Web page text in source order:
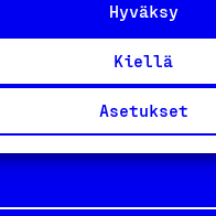
Hyväksy
Kiellä
Asetukset
Yritys -merkki